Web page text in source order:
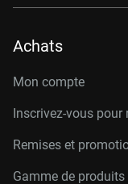
Achats
Mon compte
Inscrivez-vous pour
Remises et
Gamme de produits